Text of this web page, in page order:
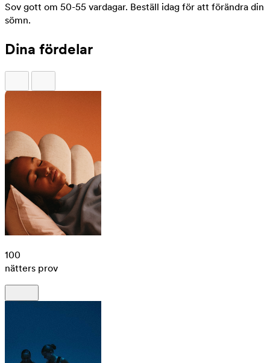
Sov gott om 50-55 vardagar. Beställ idag för att förändra din
sömn.
Dina fördelar
100
nätters prov